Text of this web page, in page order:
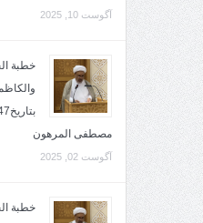
آگوست 10, 2025
مصطفى المرهون
آگوست 02, 2025